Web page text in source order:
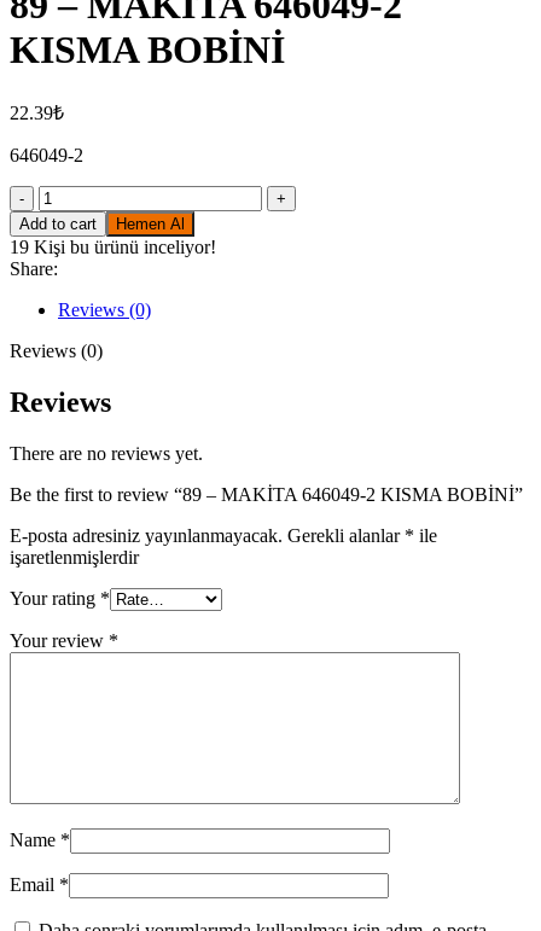
KISMA BOBİNİ
22.39₺
646049-2
89
-
MAKİTA
646049-
2
KISMA
BOBİNİ
quantity
Add to cart Hemen Al
19 Kişi bu ürünü inceliyor!
Share:
Reviews (0)
Reviews (0)
Reviews
There are no reviews yet.
Be the first to review “89 – MAKİTA 646049-2 KISMA BOBİNİ”
E-posta adresiniz yayınlanmayacak. Gerekli alanlar * ile
işaretlenmişlerdir
Your rating *
Your review *
Name *
Email *